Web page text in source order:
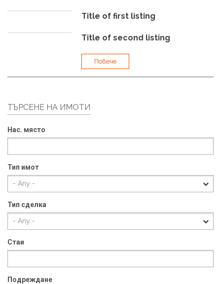
Title of first listing
Title of second listing
Повече
ТЪРСЕНЕ НА ИМОТИ
Нас. място
Тип имот
Тип сделка
Стаи
Подреждане